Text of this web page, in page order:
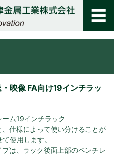
・映像 FA向け19インチラッ
ム19インチラック
仕様によって使い分けることが
使用します。
は、ラック後面上部のベンチレ